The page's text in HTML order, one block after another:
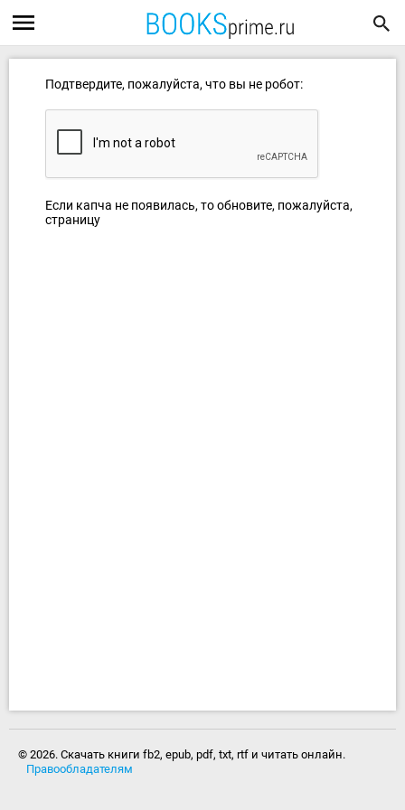
Подтвердите, пожалуйста, что вы не робот:
Если капча не появилась, то обновите, пожалуйста,
страницу
© 2026. Скачать книги fb2, epub, pdf, txt, rtf и читать онлайн.
Правообладателям